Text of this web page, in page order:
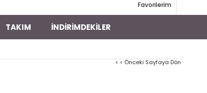
Favorilerim
TAKIM İNDİRİMDEKİLER
< < Önceki Sayfaya Dön